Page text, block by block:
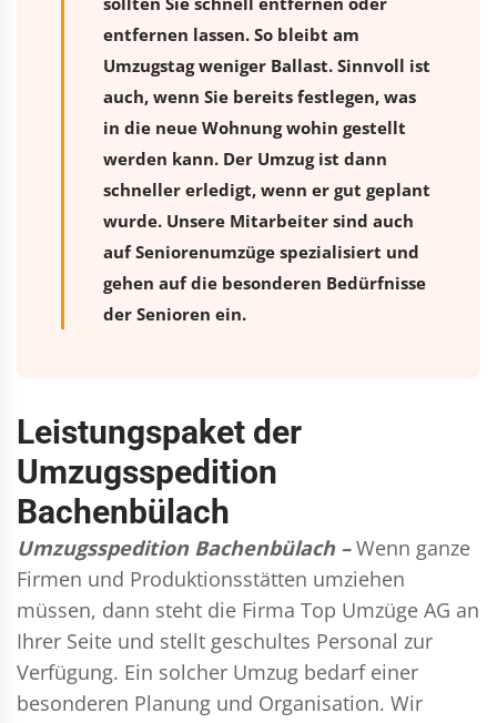
entfernen lassen. So bleibt am
Umzugstag weniger Ballast. Sinnvoll ist
auch, wenn Sie bereits festlegen, was
in die neue Wohnung wohin gestellt
werden kann. Der Umzug ist dann
schneller erledigt, wenn er gut geplant
wurde. Unsere Mitarbeiter sind auch
auf Seniorenumzüge spezialisiert und
gehen auf die besonderen Bedürfnisse
der Senioren ein.
Leistungspaket der
Umzugsspedition
Bachenbülach
Umzugsspedition Bachenbülach – Wenn ganze
Firmen und Produktionsstätten umziehen
müssen, dann steht die Firma Top Umzüge AG an
Ihrer Seite und stellt geschultes Personal zur
Verfügung. Ein solcher Umzug bedarf einer
besonderen Planung und Organisation. Wir